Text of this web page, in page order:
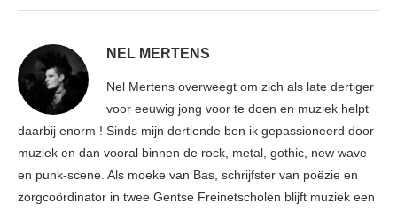
NEL MERTENS
Nel Mertens overweegt om zich als late dertiger
voor eeuwig jong voor te doen en muziek helpt
daarbij enorm ! Sinds mijn dertiende ben ik gepassioneerd door
muziek en dan vooral binnen de rock, metal, gothic, new wave
en punk-scene. Als moeke van Bas, schrijfster van poëzie en
zorgcoördinator in twee Gentse Freinetscholen blijft muziek een